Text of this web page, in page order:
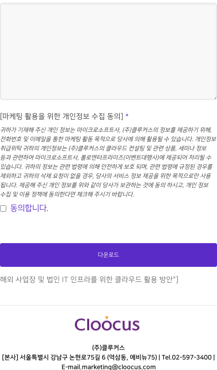
[마케팅 활용을 위한 개인정보 수집 동의] *
귀하가 기재해 주신 개인 정보는 마이크로소프트사, (주)클루커스의 정보를 제공하기 위해,
전화번호 및 이메일을 통한 마케팅 활동 목적으로 당사에 의해 활용될 수 있습니다. 개인정보
취급위탁 귀하의 개인정보는 (주)클루커스의 클라우드 컨설팅 및 관련 상품, 세미나 정보
등과 관련하여 마이크로소프트사, 폴로엔터프라이즈(이벤트대행사)에 제공되어 처리될 수
있습니다. 귀하의 정보는 관련 법령에 의해 안전하게 보호 되며, 관련 법령에 규정된 경우를
제외하고 귀하의 삭제 요청이 없을 경우, 당사의 서비스 정보 제공을 위한 목적으로만 사용
됩니다. 제공해 주신 개인 정보를 위와 같이 당사가 보관하는 것에 동의 하시고, 개인 정보
수집 및 이용 정책에 동의한다면 체크해 주시기 바랍니다.
동의합니다.
다운로드
This
해외 사업장 및 법인 IT 인프라를 위한 클라우드 활용 방안"]
(주)클루커스
[본사] 서울특별시 강남구 논현로75길 6 (역삼동, 에비뉴75) | Tel.02-597-3400
E-mail. marketing@cloocus.com